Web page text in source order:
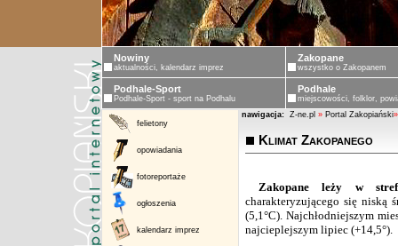
Nowiny
aktualności, kalendarz imprez
Zakopane
wszystko o Zakopanem
Podhale-Sport
Podhale-Sport - sport na Podhalu
Podhale
miejscowości, folklor,
felietony
opowiadania
fotoreportaże
ogłoszenia
kalendarz imprez
nawigacja: Z-ne.pl » Portal Zakopiański»
Klimat Zakopanego
Zakopane leży w
charakteryzującego się niską
(5,1°C). Najchłodniejszym
najcieplejszym lipiec (+14,5°).